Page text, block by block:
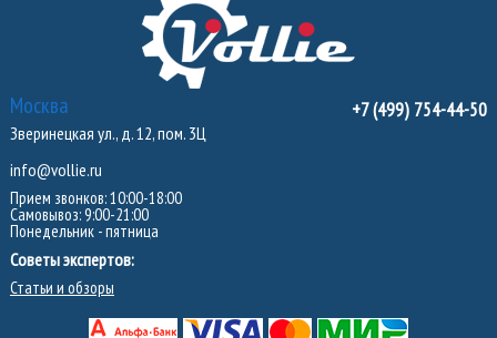
Москва
Зверинецкая ул., д. 12, пом. 3Ц
info@vollie.ru
Прием звонков: 10:00-18:00
Самовывоз: 9:00-21:00
Понедельник - пятница
Советы экспертов:
Статьи и обзоры
+7 (499) 754-44-50